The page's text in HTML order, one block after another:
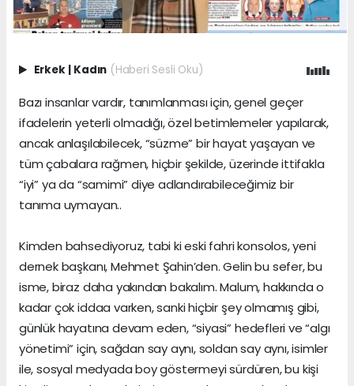
Erkek Kadın (Haberi Sesli Oku)
Bazı insanlar vardır, tanımlanması için, genel geçer
ifadelerin yeterli olmadığı, özel betimlemeler yapılarak,
ancak anlaşılabilecek, “süzme” bir hayat yaşayan ve
tüm çabalara rağmen, hiçbir şekilde, üzerinde ittifakla
“iyi” ya da “samimi” diye adlandırabileceğimiz bir
tanıma uymayan..
Kimden bahsediyoruz, tabi ki eski fahri konsolos, yeni
dernek başkanı, Mehmet Şahin’den. Gelin bu sefer, bu
isme, biraz daha yakından bakalım. Malum, hakkında o
kadar çok iddaa varken, sanki hiçbir şey olmamış gibi,
günlük hayatına devam eden, “siyasi” hedefleri ve “algı
yönetimi” için, sağdan say aynı, soldan say aynı, isimler
ile, sosyal medyada boy göstermeyi sürdüren, bu kişi